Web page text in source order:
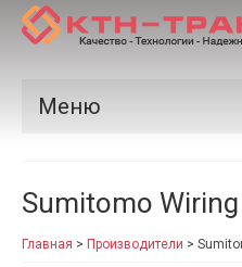
Меню
Производители
Рынки
Sumitomo
Главная > Производители >